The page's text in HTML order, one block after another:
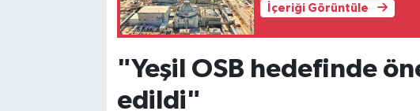
İçeriği Görüntüle
"Yeşil OSB hedefinde
edildi"